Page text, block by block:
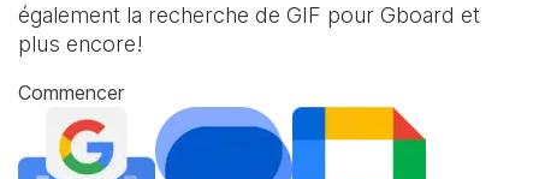
également la recherche de GIF pour Gboard et
plus encore!
Commencer